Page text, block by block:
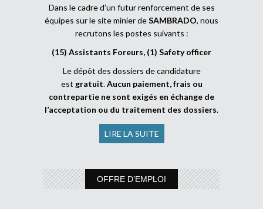
Dans le cadre d’un futur renforcement de ses
équipes sur le site minier deSAMBRADO, nous
recrutons les postes suivants :
(15) Assistants Foreurs, (1) Safety officer
Le dépôt des dossiers de candidature
est gratuit.Aucun paiement, frais ou
contrepartie ne sont exigés en échange de
l’acceptation ou du traitement des dossiers.
LIRE LA SUITE
OFFRE D’EMPLOI